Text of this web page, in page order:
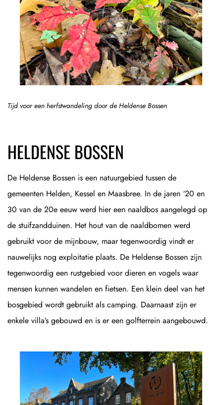
Tijd voor een herfstwandeling door de Heldense Bossen
HELDENSE BOSSEN
De Heldense Bossen is een natuurgebied tussen de
gemeenten Helden, Kessel en Maasbree. In de jaren ‘20 en
30 van de 20e eeuw werd hier een naaldbos aangelegd op
de stuifzandduinen. Het hout van de naaldbomen werd
gebruikt voor de mijnbouw, maar tegenwoordig vindt er
nauwelijks nog exploitatie plaats. De Heldense Bossen zijn
tegenwoordig een rustgebied voor dieren en vogels waar
mensen kunnen wandelen en fietsen. Een klein deel van het
bosgebied wordt gebruikt als camping. Daarnaast zijn er
enkele villa’s gebouwd en is er een golfterrein aangebouwd.